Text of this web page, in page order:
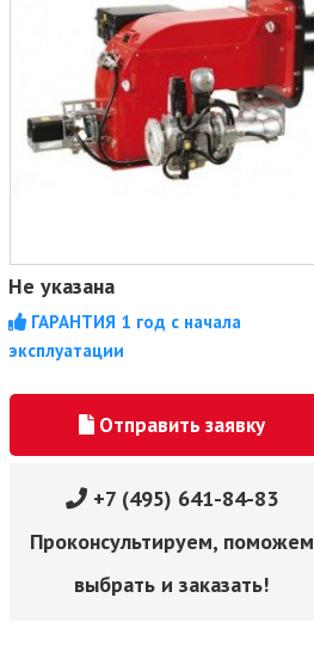
Не указана
ГАРАНТИЯ 1 год с начала
эксплуатации
Отправить заявку
+7 (495) 641-84-83
Проконсультируем, поможем
выбрать и заказать!